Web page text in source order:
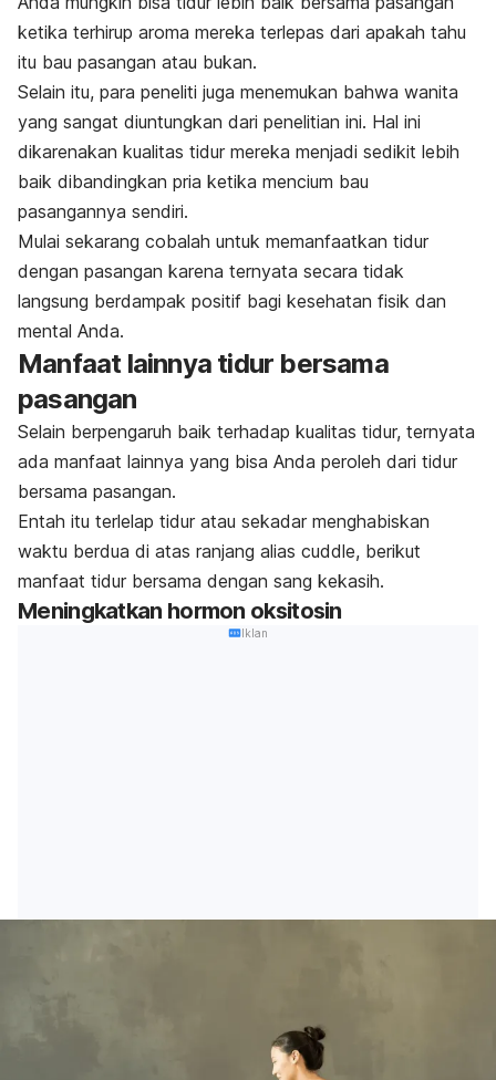
ketika terhirup aroma mereka terlepas dari apakah tahu
itu bau pasangan atau bukan.
Selain itu, para peneliti juga menemukan bahwa wanita
yang sangat diuntungkan dari penelitian ini. Hal ini
dikarenakan kualitas tidur mereka menjadi sedikit lebih
baik dibandingkan pria ketika mencium bau
pasangannya sendiri.
Mulai sekarang cobalah untuk memanfaatkan tidur
dengan pasangan karena ternyata secara tidak
langsung berdampak positif bagi kesehatan fisik dan
mental Anda.
Manfaat lainnya tidur bersama
pasangan
Selain berpengaruh baik terhadap kualitas tidur, ternyata
ada manfaat lainnya yang bisa Anda peroleh dari tidur
bersama pasangan.
Entah itu terlelap tidur atau sekadar menghabiskan
waktu berdua di atas ranjang alias cuddle, berikut
manfaat tidur bersama dengan sang kekasih.
Meningkatkan hormon oksitosin
Iklan